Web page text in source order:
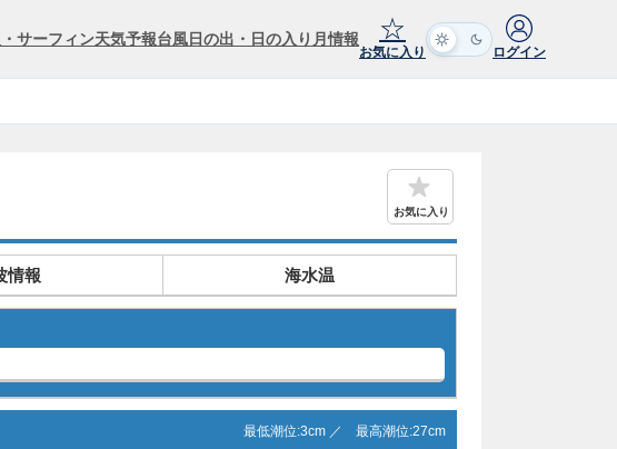
サーフィン天気予報台風日の出・日の入り 月情報 ☆
お気に入り ログイン
お気に入り
情報 海水温
最低潮位:3cm ／ 最高潮位:27cm